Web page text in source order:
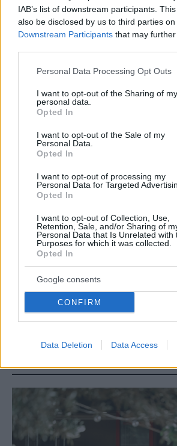
IAB’s list of downstream participants.
also be disclosed by us to third parties on
Downstream Participants that may
Please note that this website/app uses
not limited to your visit or usage
grant or deny consent to Google and its
use your data for below specified
consent section.
Personal Data Processing Opt Outs
I want to opt-out of the Sharing of my
personal data.
Opted In
I want to opt-out of the Sale of my
Personal Data.
Opted In
I want to opt-out of processing my
Personal Data for Targeted
Opted In
I want to opt-out of Collection, Use,
Retention, Sale, and/or Sharing of
Personal Data that Is Unrelated with
Purposes for which it was collected.
Opted In
Google consents
CONFIRM
Data Deletion Data Access
Θεμιστοκλή Σοφούλη 2, Νέα
210 9418011
https://leonteios.edu.gr/
Facebook
Youtube
Share this